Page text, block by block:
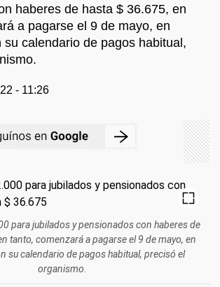
haberes de hasta $ 36.675, en
a pagarse el 9 de mayo, en
su calendario de pagos habitual,
- 11:26
para jubilados y pensionados con haberes de
tanto, comenzará a pagarse el 9 de mayo, en
su calendario de pagos habitual, precisó el
organismo.